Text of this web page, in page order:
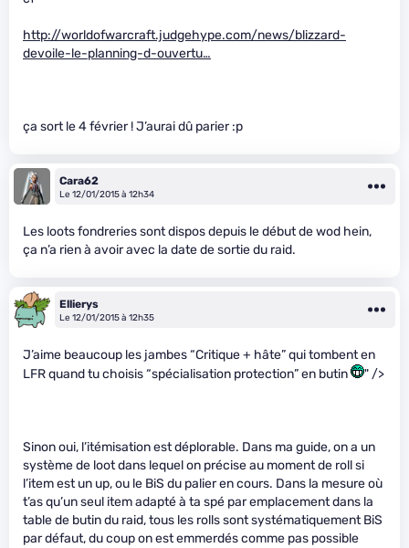
http://worldofwarcraft.judgehype.com/news/blizzard-
devoile-le-planning-d-ouvertu…
ça sort le 4 février ! J’aurai dû parier :p
Cara62
Le 12/01/2015 à 12h34
Les loots fondreries sont dispos depuis le début de wod hein,
ça n’a rien à avoir avec la date de sortie du raid.
Ellierys
Le 12/01/2015 à 12h35
J’aime beaucoup les jambes “Critique + hâte” qui tombent en
LFR quand tu choisis “spécialisation protection” en butin
" />
Sinon oui, l’itémisation est déplorable. Dans ma guide, on a un
système de loot dans lequel on précise au moment de roll si
l’item est un up, ou le BiS du palier en cours. Dans la mesure où
t’as qu’un seul item adapté à ta spé par emplacement dans la
table de butin du raid, tous les rolls sont systématiquement BiS
par défaut, du coup on est emmerdés comme pas possible